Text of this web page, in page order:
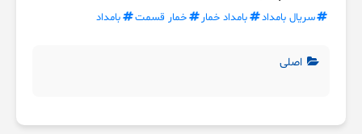
سریال بامداد بامداد خمار خمار قسمت بامداد
اصلی